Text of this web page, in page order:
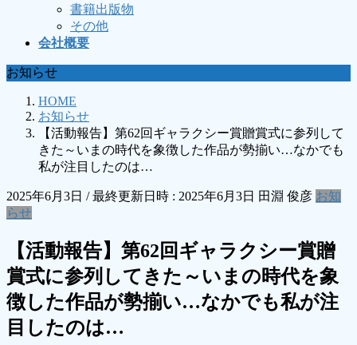
書籍出版物
その他
会社概要
お知らせ
HOME
お知らせ
【活動報告】第62回ギャラクシー賞贈賞式に参列して
きた～いまの時代を象徴した作品が勢揃い…なかでも
私が注目したのは…
2025年6月3日 / 最終更新日時 : 2025年6月3日 田淵 俊彦 お知
らせ
【活動報告】第62回ギャラクシー賞贈
賞式に参列してきた～いまの時代を象
徴した作品が勢揃い…なかでも私が注
目したのは…